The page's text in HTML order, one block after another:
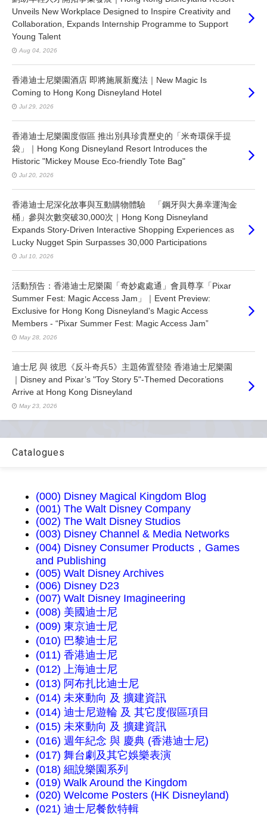
Unveils New Workplace Designed to Inspire Creativity and
Collaboration, Expands Internship Programme to Support
Young Talent
Aug 04, 2026
香港迪士尼樂園酒店 即將施展新魔法｜New Magic Is
Coming to Hong Kong Disneyland Hotel
Jul 29, 2026
香港迪士尼樂園度假區 推出別具珍貴歷史的「米奇環保手提
袋」｜Hong Kong Disneyland Resort Introduces the
Historic "Mickey Mouse Eco-friendly Tote Bag"
Jul 20, 2026
香港迪士尼深化故事與互動購物體驗 「鋼牙與大鼻幸運淘金
桶」參與次數突破30,000次｜Hong Kong Disneyland
Expands Story-Driven Interactive Shopping Experiences as
Lucky Nugget Spin Surpasses 30,000 Participations
Jul 10, 2026
活動預告：香港迪士尼樂園「奇妙處處通」會員尊享「Pixar
Summer Fest: Magic Access Jam」｜Event Preview:
Exclusive for Hong Kong Disneyland's Magic Access
Members - “Pixar Summer Fest: Magic Access Jam”
May 28, 2026
迪士尼 與 彼思《反斗奇兵5》主題佈置登陸 香港迪士尼樂園
｜Disney and Pixar’s "Toy Story 5"-Themed Decorations
Arrive at Hong Kong Disneyland
May 23, 2026
Catalogues
(000) Disney Magical Kingdom Blog
(001) The Walt Disney Company
(002) The Walt Disney Studios
(003) Disney Channel & Media Networks
(004) Disney Consumer Products，Games
and Publishing
(005) Walt Disney Archives
(006) Disney D23
(007) Walt Disney Imagineering
(008) 美國迪士尼
(009) 東京迪士尼
(010) 巴黎迪士尼
(011) 香港迪士尼
(012) 上海迪士尼
(013) 阿布扎比迪士尼
(014) 未來動向 及 擴建資訊
(014) 迪士尼遊輪 及 其它度假區項目
(015) 未來動向 及 擴建資訊
(016) 週年紀念 與 慶典 (香港迪士尼)
(017) 舞台劇及其它娛樂表演
(018) 細說樂園系列
(019) Walk Around the Kingdom
(020) Welcome Posters (HK Disneyland)
(021) 迪士尼餐飲特輯